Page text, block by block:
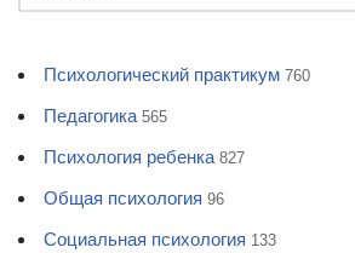
Психологический практикум 760
Педагогика 565
Психология ребенка 827
Общая психология 96
Социальная психология 133